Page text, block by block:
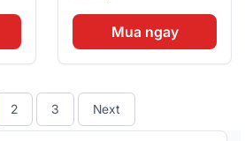
Mua ngay
2 3 Next